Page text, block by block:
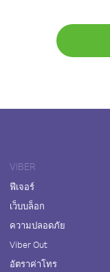
VIBER
ฟีเจอร์
เว็บบล็อก
ความปลอดภัย
Viber Out
อัตราค่าโทร